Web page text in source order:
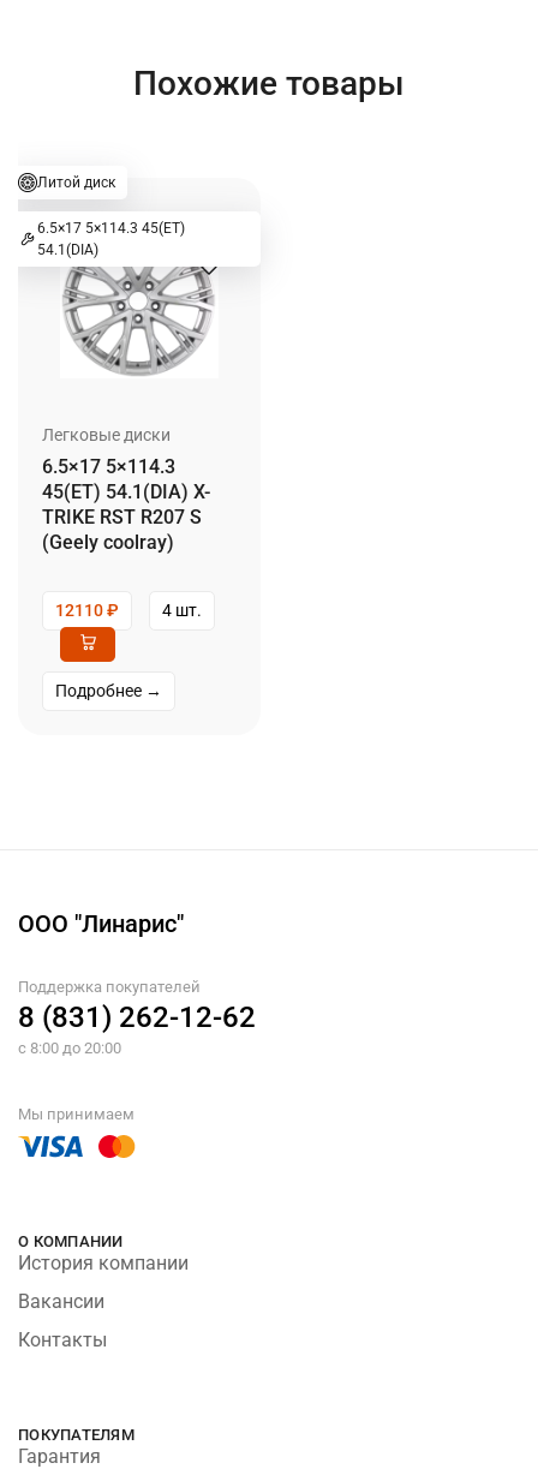
Похожие товары
Литой диск
6.5×17 5×114.3 45(ET)
54.1(DIA)
Легковые диски
6.5×17 5×114.3
45(ET) 54.1(DIA) X-
TRIKE RST R207 S
(Geely coolray)
12110₽ 4 шт.
Подробнее →
ООО "Линарис"
Поддержка покупателей
8 (831) 262-12-62
с 8:00 до 20:00
Мы принимаем
О КОМПАНИИ
История компании
Вакансии
Контакты
ПОКУПАТЕЛЯМ
Гарантия